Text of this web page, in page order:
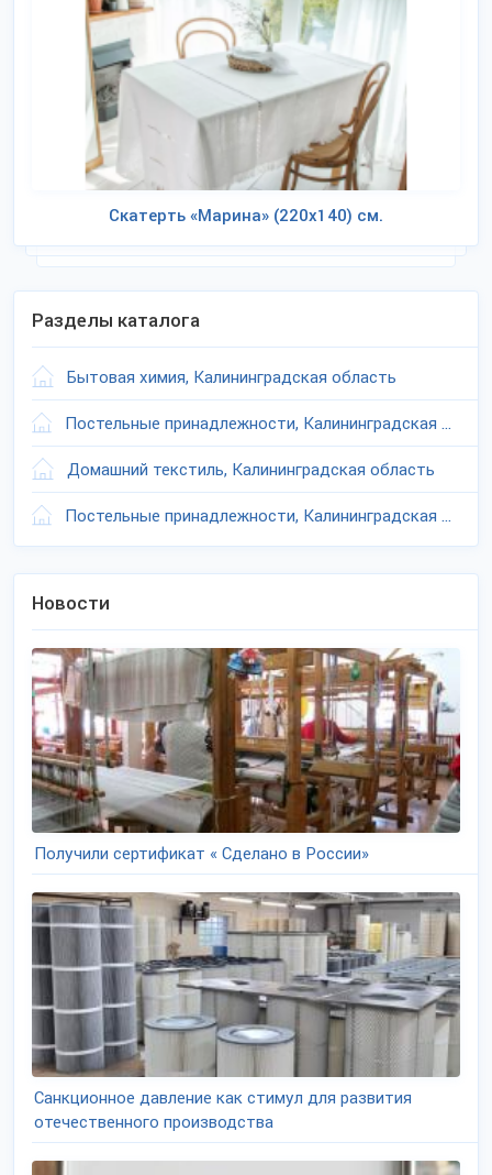
Скатерть «Марина» (220х140) см.
Разделы каталога
Бытовая химия, Калининградская область
Постельные принадлежности, Калининградская область
Домашний текстиль, Калининградская область
Постельные принадлежности, Калининградская область
Новости
Получили сертификат « Сделано в России»
Санкционное давление как стимул для развития
отечественного производства